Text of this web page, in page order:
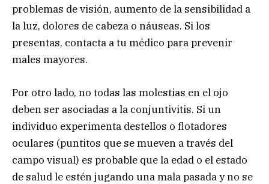
problemas de visión, aumento de la sensibilidad a
la luz, dolores de cabeza o náuseas. Si los
presentas, contacta a tu médico para prevenir
males mayores.
Por otro lado, no todas las molestias en el ojo
deben ser asociadas a la conjuntivitis. Si un
individuo experimenta destellos o flotadores
oculares (puntitos que se mueven a través del
campo visual) es probable que la edad o el estado
de salud le estén jugando una mala pasada y no se